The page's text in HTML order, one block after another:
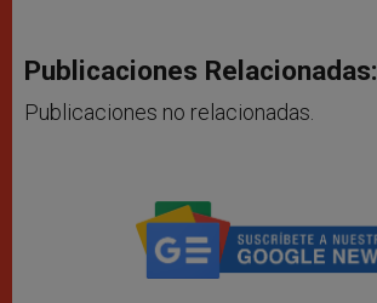
Publicaciones Relacionadas:
Publicaciones no relacionadas.